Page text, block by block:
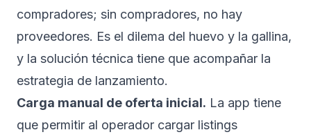
compradores; sin compradores, no hay
proveedores. Es el dilema del huevo y la gallina,
y la solución técnica tiene que acompañar la
estrategia de lanzamiento.
Carga manual de oferta inicial. La app tiene
que permitir al operador cargar listings